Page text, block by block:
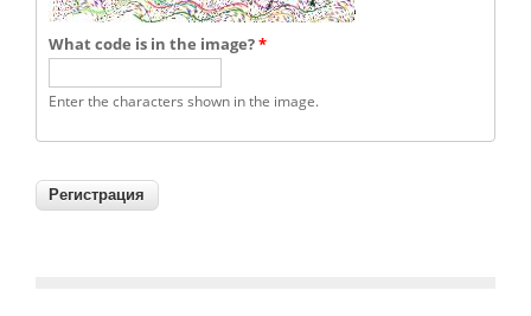
What code is in the image?*
Enter the characters shown in the image.